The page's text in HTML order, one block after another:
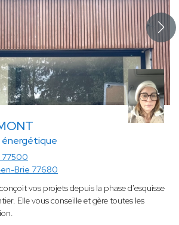
77500
en-Brie 77680
conçoit vos projets depuis la phase d'esquisse
Elle vous conseille et gère toutes les